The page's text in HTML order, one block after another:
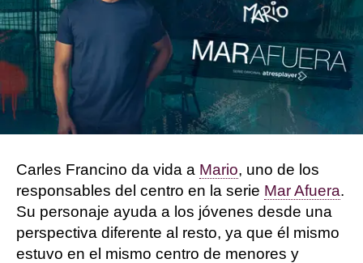
Francisco Del Valle
Publicado: 16 de octubre de 2025, 12:16
WhatsappFacebook Flipboard
Carles Francino da vida a Mario, uno de los
responsables del centro en la serie Mar Afuera.
Su personaje ayuda a los jóvenes desde una
perspectiva diferente al resto, ya que él mismo
estuvo en el mismo centro de menores y